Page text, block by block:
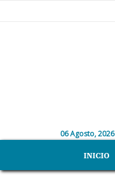
06 Agosto, 2026
INICIO